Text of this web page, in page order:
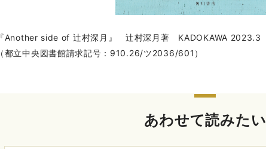
『Another side of 辻村深月』 辻村深月著 KADOKAWA 2023.3
（都立中央図書館請求記号：910.26/ツ2036/601）
あわせて読みたい